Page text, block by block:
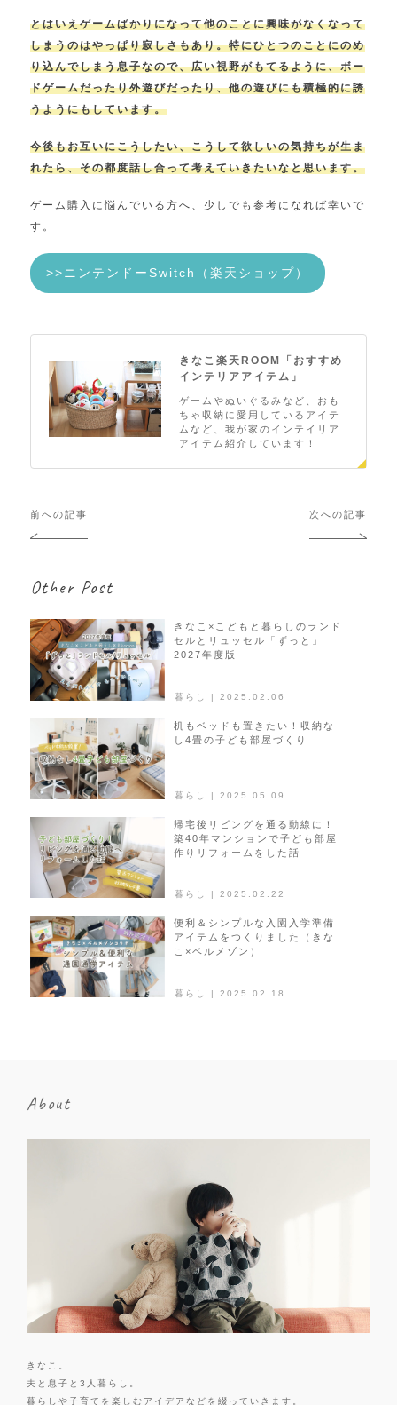
とはいえゲームばかりになって他のことに興味がなくなって
しまうのはやっぱり寂しさもあり。特にひとつのことにのめ
り込んでしまう息子なので、広い視野がもてるように、ボー
ドゲームだったり外遊びだったり、他の遊びにも積極的に誘
うようにもしています。
今後もお互いにこうしたい、こうして欲しいの気持ちが生ま
れたら、その都度話し合って考えていきたいなと思います。
ゲーム購入に悩んでいる方へ、少しでも参考になれば幸いで
す。
>>ニンテンドーSwitch（楽天ショップ）
きなこ楽天ROOM「おすすめ
インテリアアイテム」
ゲームやぬいぐるみなど、おも
ちゃ収納に愛用しているアイテ
ムなど、我が家のインテイリア
アイテム紹介しています！
投
稿
ゲ
シ
ョ
ン
前への記事 次への記事
Other Post
暮らし | 2025.02.06
きなこ×こどもと暮らしのランド
セルとリュッセル「ずっと」
2027年度版
暮らし | 2025.05.09
机もベッドも置きたい！収納な
し4畳の子ども部屋づくり
暮らし | 2025.02.22
帰宅後リビングを通る動線に！
築40年マンションで子ども部屋
作りリフォームをした話
暮らし | 2025.02.18
便利＆シンプルな入園入学準備
アイテムをつくりました（きな
こ×ベルメゾン）
About
きなこ。
夫と息子と3人暮らし。
暮らしや子育てを楽しむアイデアなどを綴っていきます。